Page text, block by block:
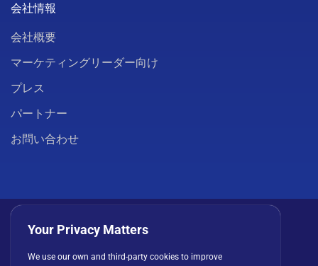
会社情報
会社概要
マーケティングリーダー向け
プレス
パートナー
お問い合わせ
Your Privacy Matters
We use our own and third-party cookies to improve